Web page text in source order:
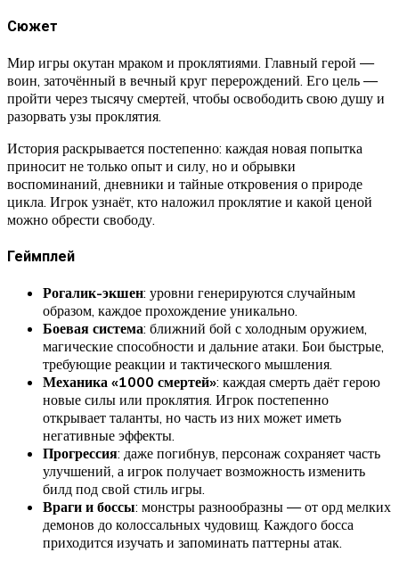
Сюжет
Мир игры окутан мраком и проклятиями. Главный герой —
воин, заточённый в вечный круг перерождений. Его цель —
пройти через тысячу смертей, чтобы освободить свою душу и
разорвать узы проклятия.
История раскрывается постепенно: каждая новая попытка
приносит не только опыт и силу, но и обрывки
воспоминаний, дневники и тайные откровения о природе
цикла. Игрок узнаёт, кто наложил проклятие и какой ценой
можно обрести свободу.
Геймплей
Рогалик-экшен: уровни генерируются случайным
образом, каждое прохождение уникально.
Боевая система: ближний бой с холодным оружием,
магические способности и дальние атаки. Бои быстрые,
требующие реакции и тактического мышления.
Механика «1000 смертей»: каждая смерть даёт герою
новые силы или проклятия. Игрок постепенно
открывает таланты, но часть из них может иметь
негативные эффекты.
Прогрессия: даже погибнув, персонаж сохраняет часть
улучшений, а игрок получает возможность изменить
билд под свой стиль игры.
Враги и боссы: монстры разнообразны — от орд мелких
демонов до колоссальных чудовищ. Каждого босса
приходится изучать и запоминать паттерны атак.